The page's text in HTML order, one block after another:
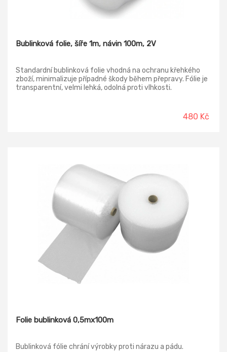
Bublinková folie, šíře 1m, návin 100m, 2V
Standardní bublinková folie vhodná na ochranu křehkého
zboží, minimalizuje případné škody během přepravy. Fólie je
transparentní, velmi lehká, odolná proti vlhkosti.
480 Kč
Folie bublinková 0,5mx100m
Bublinková fólie chrání výrobky proti nárazu a pádu.